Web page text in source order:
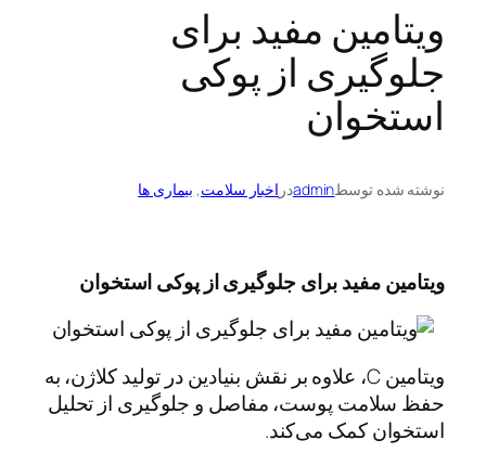
ویتامین مفید برای
جلوگیری از پوکی
استخوان
نوشته شده توسطadminدر اخبار سلامت, بیماری ها
ویتامین مفید برای جلوگیری از پوکی استخوان
ویتامین C، علاوه بر نقش بنیادین در تولید کلاژن، به
حفظ سلامت پوست، مفاصل و جلوگیری از تحلیل
استخوان کمک می‌کند.